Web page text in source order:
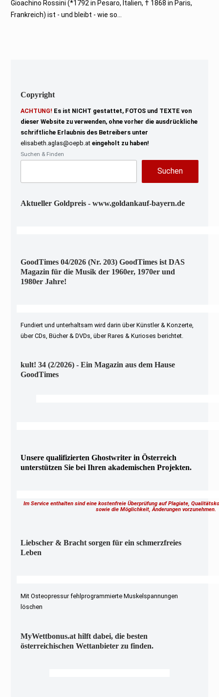
J
l
Gioachino Rossini (*1792 in Pesaro, Italien, † 1868 in Paris,
Frankreich) ist - und bleibt - wie so...
Copyright
ACHTUNG! Es ist NICHT gestattet, FOTOS und TEXTE von
dieser Website zu verwenden, ohne vorher die ausdrückliche
schriftliche Erlaubnis des Betreibers unter
elisabeth.aglas@oepb.at eingeholt zu haben!
Suchen & Finden
Suchen
Aktueller Goldpreis - www.goldankauf-bayern.de
GoodTimes 04/2026 (Nr. 203) GoodTimes ist DAS
Magazin für die Musik der 1960er, 1970er und
1980er Jahre!
Fundiert und unterhaltsam wird darin über Künstler & Konzerte,
über CDs, Bücher & DVDs, über Rares & Kurioses berichtet.
kult! 34 (2/2026) - Ein Magazin aus dem Hause
GoodTimes
Unsere qualifizierten Ghostwriter in Österreich
unterstützen Sie bei Ihren akademischen Projekten.
Im Service enthalten sind eine kostenfreie Überprüfung auf Plagiate,
sowie die Möglichkeit, Änderungen vorzunehmen.
Liebscher & Bracht sorgen für ein schmerzfreies
Leben
Mit Osteopressur fehlprogrammierte Muskelspannungen
löschen
MyWettbonus.at hilft dabei, die besten
österreichischen Wettanbieter zu finden.